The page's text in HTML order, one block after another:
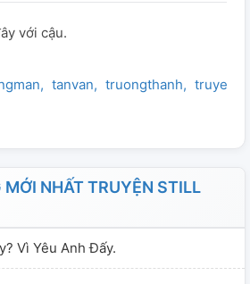
với cậu.
tanvan truongthanh
NHẤT TRUYỆN STILL
Vì Yêu Anh Đấy.